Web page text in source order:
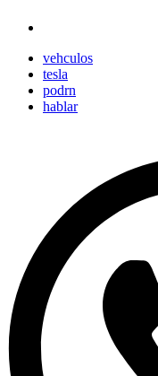
vehculos
tesla
podrn
hablar